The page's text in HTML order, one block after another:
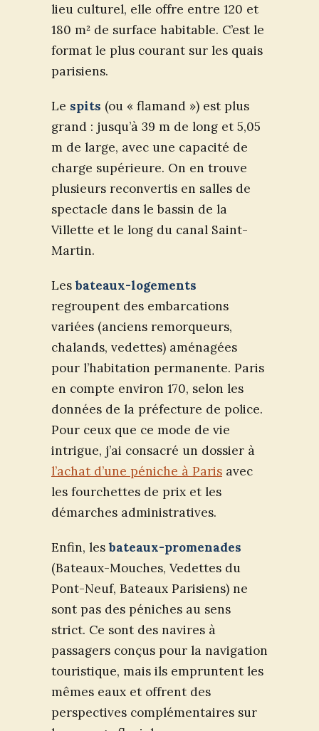
lieu culturel, elle offre entre 120 et
180 m² de surface habitable. C’est le
format le plus courant sur les quais
parisiens.
Le spits (ou « flamand ») est plus
grand : jusqu’à 39 m de long et 5,05
m de large, avec une capacité de
charge supérieure. On en trouve
plusieurs reconvertis en salles de
spectacle dans le bassin de la
Villette et le long du canal Saint-
Martin.
Lesbateaux-logements
regroupent des embarcations
variées (anciens remorqueurs,
chalands, vedettes) aménagées
pour l’habitation permanente. Paris
en compte environ 170, selon les
données de la préfecture de police.
Pour ceux que ce mode de vie
intrigue, j’ai consacré un dossier à
l’achat d’une péniche à Paris avec
les fourchettes de prix et les
démarches administratives.
Enfin, lesbateaux-promenades
(Bateaux-Mouches, Vedettes du
Pont-Neuf, Bateaux Parisiens) ne
sont pas des péniches au sens
strict. Ce sont des navires à
passagers conçus pour la navigation
touristique, mais ils empruntent les
mêmes eaux et offrent des
perspectives complémentaires sur